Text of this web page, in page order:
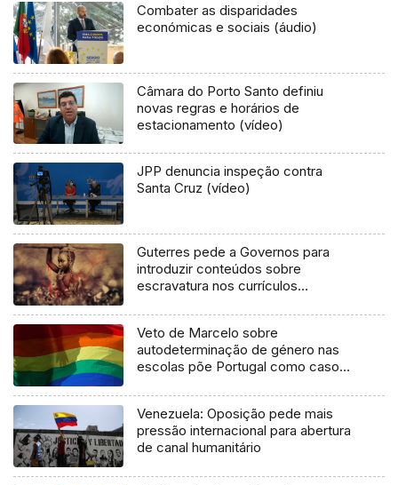
Combater as disparidades
económicas e sociais (áudio)
Câmara do Porto Santo definiu
novas regras e horários de
estacionamento (vídeo)
JPP denuncia inspeção contra
Santa Cruz (vídeo)
Guterres pede a Governos para
introduzir conteúdos sobre
escravatura nos currículos
Veto de Marcelo sobre
autodeterminação de género nas
escolas põe Portugal como caso
Venezuela: Oposição pede mais
pressão internacional para abertura
de canal humanitário